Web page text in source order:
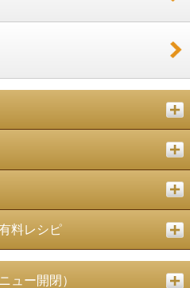
料レシピ
ュー開閉）